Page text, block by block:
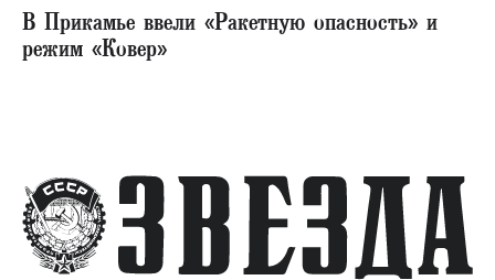
В Прикамье ввели «Ракетную опасность» и
режим «Ковер»